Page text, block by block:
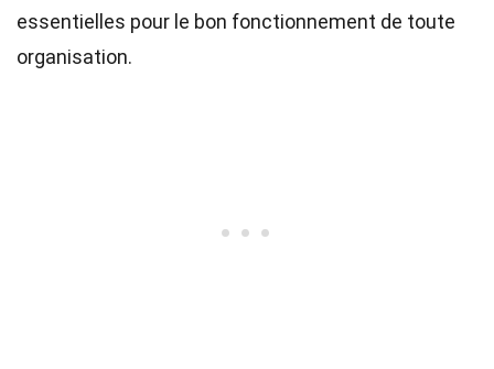
essentielles pour le bon fonctionnement de toute
organisation.